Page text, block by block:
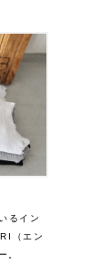
るイン
（エン
。